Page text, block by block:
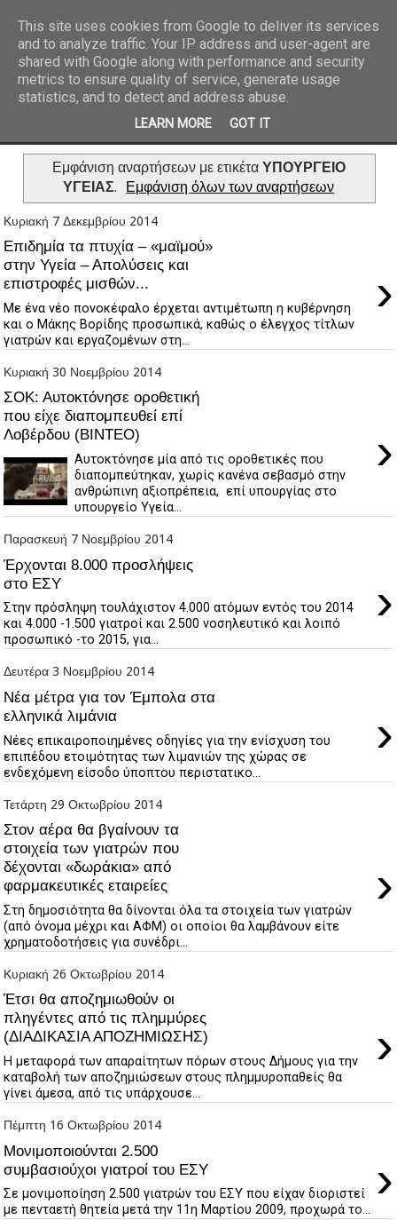
REPORTAZ NET
Εμφάνιση αναρτήσεων με ετικέτα ΥΠΟΥΡΓΕΙΟ
ΥΓΕΙΑΣ. Εμφάνιση όλων των αναρτήσεων
Κυριακή 7 Δεκεμβρίου 2014
Επιδημία τα πτυχία – «μαϊμού»
στην Υγεία – Απολύσεις και
επιστροφές μισθών...
›
Με ένα νέο πονοκέφαλο έρχεται αντιμέτωπη η κυβέρνηση
και ο Μάκης Βορίδης προσωπικά, καθώς ο έλεγχος τίτλων
γιατρών και εργαζομένων στη...
Κυριακή 30 Νοεμβρίου 2014
ΣΟΚ: Αυτοκτόνησε οροθετική
που είχε διαπομπευθεί επί
Λοβέρδου (ΒΙΝΤΕΟ)
›
Αυτοκτόνησε μία από τις οροθετικές που
διαπομπεύτηκαν, χωρίς κανένα σεβασμό στην
ανθρώπινη αξιοπρέπεια, επί υπουργίας στο
υπουργείο Υγεία...
Παρασκευή 7 Νοεμβρίου 2014
Έρχονται 8.000 προσλήψεις
στο ΕΣΥ
›
Στην πρόσληψη τουλάχιστον 4.000 ατόμων εντός του 2014
και 4.000 -1.500 γιατροί και 2.500 νοσηλευτικό και λοιπό
προσωπικό -το 2015, για...
Δευτέρα 3 Νοεμβρίου 2014
Νέα μέτρα για τον Έμπολα στα
ελληνικά λιμάνια
›
Νέες επικαιροποιημένες οδηγίες για την ενίσχυση του
επιπέδου ετοιμότητας των λιμανιών της χώρας σε
ενδεχόμενη είσοδο ύποπτου περιστατικο...
Τετάρτη 29 Οκτωβρίου 2014
Στον αέρα θα βγαίνουν τα
στοιχεία των γιατρών που
δέχονται «δωράκια» από
φαρμακευτικές εταιρείες
›
Στη δημοσιότητα θα δίνονται όλα τα στοιχεία των γιατρών
(από όνομα μέχρι και ΑΦΜ) οι οποίοι θα λαμβάνουν είτε
χρηματοδοτήσεις για συνέδρι...
Κυριακή 26 Οκτωβρίου 2014
Έτσι θα αποζημιωθούν οι
πληγέντες από τις πλημμύρες
(ΔΙΑΔΙΚΑΣΙΑ ΑΠΟΖΗΜΙΩΣΗΣ)
›
Η μεταφορά των απαραίτητων πόρων στους Δήμους για την
καταβολή των αποζημιώσεων στους πλημμυροπαθείς θα
γίνει άμεσα, από τις υπάρχουσε...
Πέμπτη 16 Οκτωβρίου 2014
Μονιμοποιούνται 2.500
συμβασιούχοι γιατροί του ΕΣΥ
›
Σε μονιμοποίηση 2.500 γιατρών του ΕΣΥ που είχαν διοριστεί
με πενταετή θητεία μετά την 11η Μαρτίου 2009, προχωρά το...
This site uses cookies from Google to deliver its services
and to analyze traffic. Your IP address and user-agent are
shared with Google along with performance and security
metrics to ensure quality of service, generate usage
statistics, and to detect and address abuse.
LEARN MORE GOT IT